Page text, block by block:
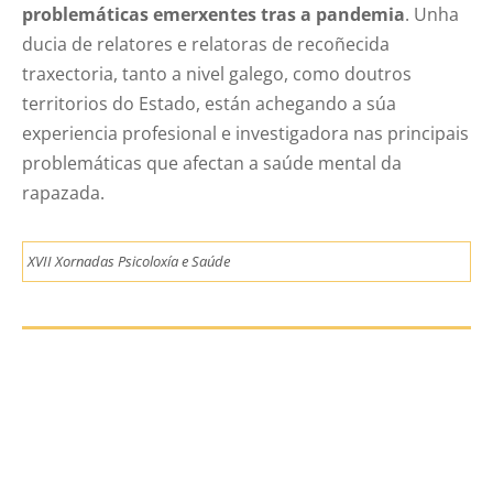
problemáticas emerxentes tras a pandemia. Unha
ducia de relatores e relatoras de recoñecida
traxectoria, tanto a nivel galego, como doutros
territorios do Estado, están achegando a súa
experiencia profesional e investigadora nas principais
problemáticas que afectan a saúde mental da
rapazada.
XVII Xornadas Psicoloxía e Saúde